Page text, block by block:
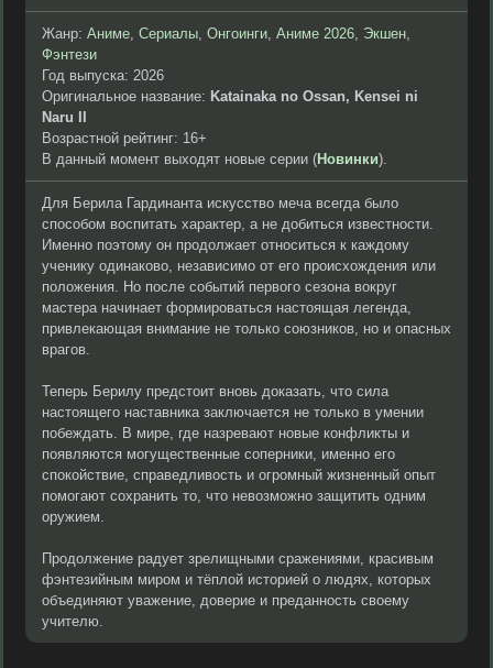
Жанр: Аниме, Сериалы, Онгоинги, Аниме 2026, Экшен,
Фэнтези
Год выпуска: 2026
Оригинальное название: Katainaka no Ossan, Kensei ni
Naru II
Возрастной рейтинг: 16+
В данный момент выходят новые серии (Новинки).
Для Берила Гардинанта искусство меча всегда было
способом воспитать характер, а не добиться известности.
Именно поэтому он продолжает относиться к каждому
ученику одинаково, независимо от его происхождения или
положения. Но после событий первого сезона вокруг
мастера начинает формироваться настоящая легенда,
привлекающая внимание не только союзников, но и опасных
врагов.
Теперь Берилу предстоит вновь доказать, что сила
настоящего наставника заключается не только в умении
побеждать. В мире, где назревают новые конфликты и
появляются могущественные соперники, именно его
спокойствие, справедливость и огромный жизненный опыт
помогают сохранить то, что невозможно защитить одним
оружием.
Продолжение радует зрелищными сражениями, красивым
фэнтезийным миром и тёплой историей о людях, которых
объединяют уважение, доверие и преданность своему
учителю.